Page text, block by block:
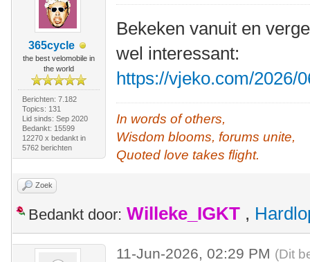
365cycle
the best velomobile in
the world
Berichten: 7.182
Topics: 131
Lid sinds: Sep 2020
Bedankt: 15599
12270 x bedankt in
5762 berichten
Bekeken vanuit en
wel interessant:
https://vjeko.com/2026/
In words of others,
Wisdom blooms, forums unite,
Quoted love takes flight.
Zoek
Bedankt door: Willeke_IGKT ,
11-Jun-2026, 02:29 PM (Dit